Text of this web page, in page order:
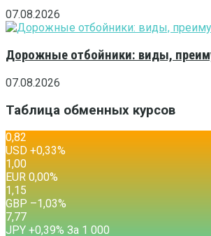
07.08.2026
Дорожные отбойники: виды,
07.08.2026
Таблица обменных курсов
0,82
USD +0,33%
1,00
EUR 0,00%
1,15
GBP –1,03%
7,77
JPY +0,39% За 1 000